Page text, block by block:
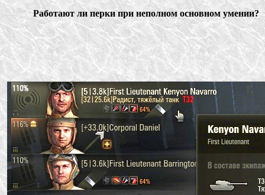
Работают ли перки при неполном основном умении?